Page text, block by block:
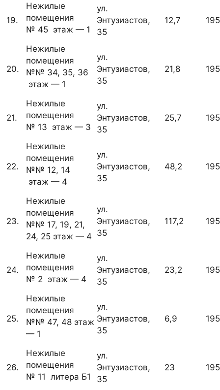
19.
Нежилые
помещения
№ 45 этаж — 1
ул.
Энтузиастов,
35
12,7
20.
Нежилые
помещения
№№ 34, 35, 36
этаж — 1
ул.
Энтузиастов,
35
21,8
21.
Нежилые
помещения
№ 13 этаж — 3
ул.
Энтузиастов,
35
25,7
22.
Нежилые
помещения
№№ 12, 14
этаж — 4
ул.
Энтузиастов,
35
48,2
23.
Нежилые
помещения
№№ 17, 19, 21,
24, 25 этаж — 4
ул.
Энтузиастов,
35
117,2
24.
Нежилые
помещения
№ 2 этаж — 4
ул.
Энтузиастов,
35
23,2
25.
Нежилые
помещения
№№ 47, 48 этаж
— 1
ул.
Энтузиастов,
35
6,9
26.
Нежилые
помещения
№ 11 литера Б1
ул.
Энтузиастов,
35
23